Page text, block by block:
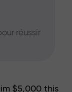
réussir
$5,000 this